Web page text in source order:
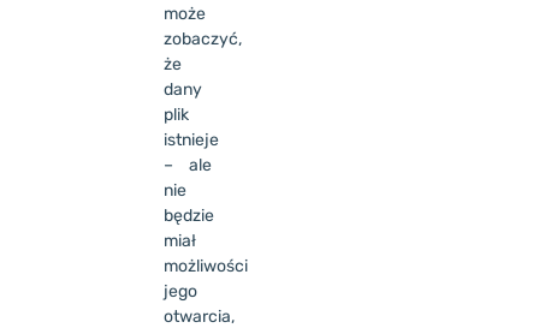
może
zobaczyć,
że
dany
plik
istnieje
– ale
nie
będzie
miał
możliwości
jego
otwarcia,